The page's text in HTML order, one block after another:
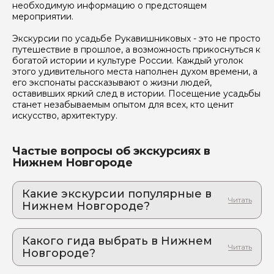
необходимую информацию о предстоящем
мероприятии.
Экскурсии по усадьбе Рукавишниковых - это не просто
путешествие в прошлое, а возможность прикоснуться к
богатой истории и культуре России. Каждый уголок
этого удивительного места наполнен духом времени, а
его экспонаты рассказывают о жизни людей,
оставивших яркий след в истории. Посещение усадьбы
станет незабываемым опытом для всех, кто ценит
искусство, архитектуру.
Частые вопросы об экскурсиях в
Нижнем Новгороде
Какие экскурсии популярные в
Нижнем Новгороде?
дошли до салата оливье
Купцы, большевики, Снегурочка: вся правда о
новогодних традициях и романтика зимнего
города
Какого гида выбрать в Нижнем
Новгороде?